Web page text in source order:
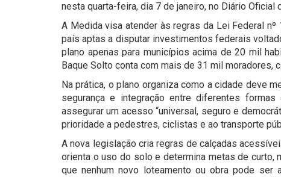
nesta quarta-feira, dia 7 de janeiro, no Diário
A Medida visa atender às regras da Lei Federal
país aptas a disputar investimentos federais
plano apenas para municípios acima de 20 mil
Baque Solto conta com mais de 31 mil moradores,
Na prática, o plano organiza como a cidade deve
segurança e integração entre diferentes
assegurar um acesso “universal, seguro e
prioridade a pedestres, ciclistas e ao transporte
A nova legislação cria regras de calçadas
orienta o uso do solo e determina metas de curto,
que nenhum novo loteamento ou obra pode ser